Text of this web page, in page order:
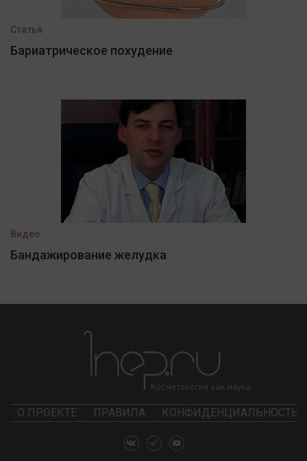
Статья
Бариатрическое похудение
Видео
Бандажирование желудка
О ПРОЕКТЕ ПРАВИЛА КОНФИДЕНЦИАЛЬНОСТЬ